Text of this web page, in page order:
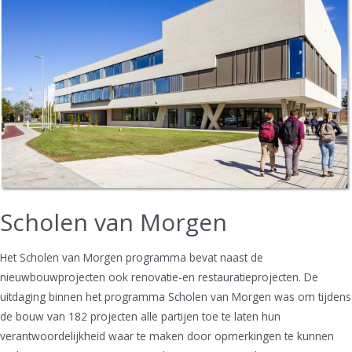
Scholen van Morgen
Het Scholen van Morgen programma bevat naast de
nieuwbouwprojecten ook renovatie-en restauratieprojecten. De
uitdaging binnen het programma Scholen van Morgen was om tijdens
de bouw van 182 projecten alle partijen toe te laten hun
verantwoordelijkheid waar te maken door opmerkingen te kunnen